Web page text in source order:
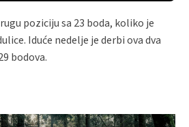
poziciju sa 23 boda, koliko je
Iduće nedelje je derbi ova dva
bodova.